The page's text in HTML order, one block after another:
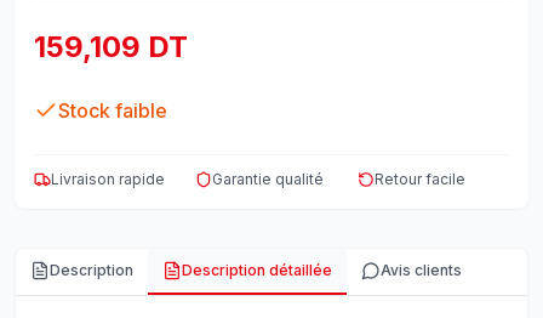
159,109 DT
Stock faible
Livraison rapide Garantie qualité Retour facile
Description Description détaillée Avis clients